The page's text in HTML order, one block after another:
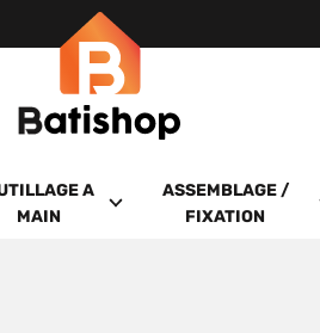
A
MAIN
ASSEMBLAGE /
FIXATION